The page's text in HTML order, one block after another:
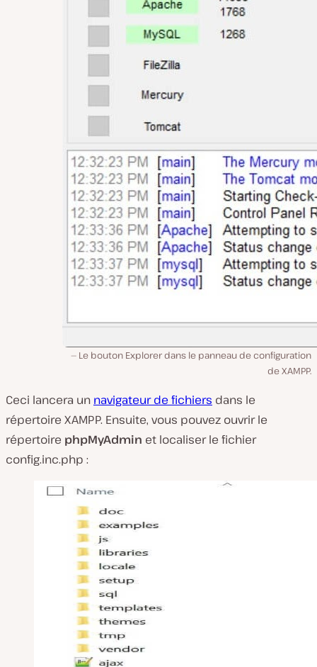
Le bouton Explorer dans le panneau de configuration
de XAMPP.
Ceci lancera un navigateur de fichiers dans le
répertoire XAMPP. Ensuite, vous pouvez ouvrir le
répertoire phpMyAdmin et localiser le fichier
config.inc.php :